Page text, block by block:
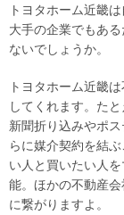
トヨタホーム近畿
大手の企業でもあ
ないでしょうか。
トヨタホーム近畿
してくれます。た
新聞折り込みやポ
らに媒介契約を結
い人と買いたい人
能。ほかの不動産
に繋がりますよ。